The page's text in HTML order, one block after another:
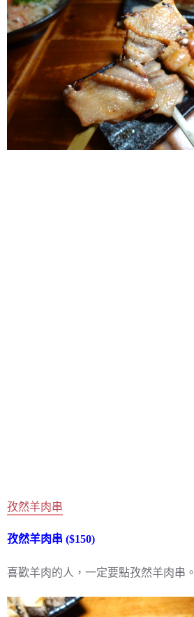
孜然羊肉串
孜然羊肉串 ($150)
喜歡羊肉的人，一定要點孜然羊肉串。